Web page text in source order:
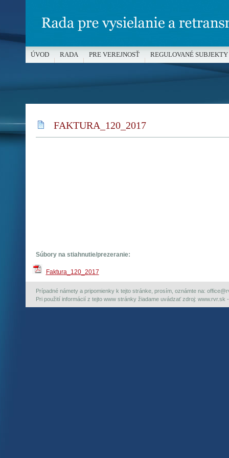
FAKTURA_120_2017
Súbory na stiahnutie/prezeranie:
Faktura_120_2017
Prípadné námety a pripomienky k tejto stránke, prosím, oznámte na:
Pri použití informácií z tejto www stránky žiadame uvádzať zdroj: www.rvr.sk
ÚVOD RADA PRE VEREJNOSŤ REGULOVANÉ SUBJEKTY